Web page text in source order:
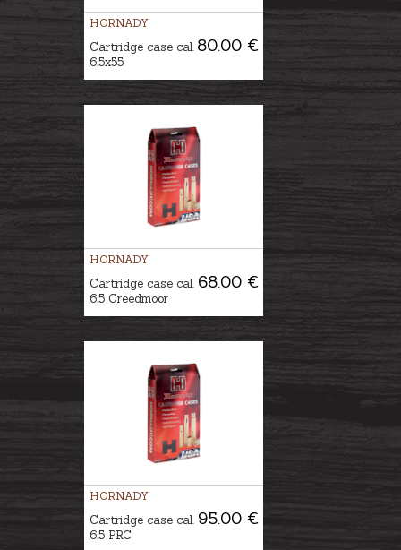
HORNADY
80.00 €
Cartridge case cal.
6,5x55
HORNADY
68.00 €
Cartridge case cal.
6,5 Creedmoor
HORNADY
95.00 €
Cartridge case cal.
6,5 PRC